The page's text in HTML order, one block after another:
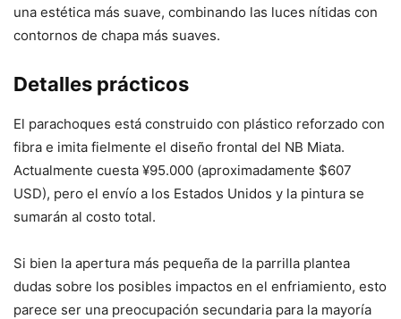
una estética más suave, combinando las luces nítidas con
contornos de chapa más suaves.
Detalles prácticos
El parachoques está construido con plástico reforzado con
fibra e imita fielmente el diseño frontal del NB Miata.
Actualmente cuesta ¥95.000 (aproximadamente $607
USD), pero el envío a los Estados Unidos y la pintura se
sumarán al costo total.
Si bien la apertura más pequeña de la parrilla plantea
dudas sobre los posibles impactos en el enfriamiento, esto
parece ser una preocupación secundaria para la mayoría